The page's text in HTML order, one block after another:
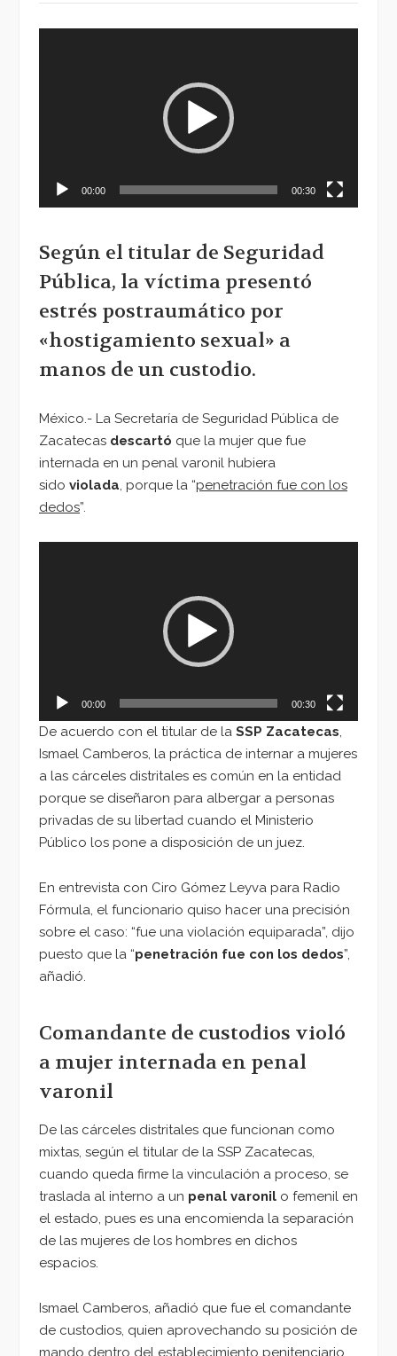
00:00 00:30
Según el titular de Seguridad
Pública, la víctima presentó
estrés postraumático por
«hostigamiento sexual» a
manos de un custodio.
México.- La Secretaría de Seguridad Pública de
Zacatecas descartó que la mujer que fue
internada en un penal varonil hubiera
sido violada, porque la “penetración fue con los
dedos”.
00:00 00:30
De acuerdo con el titular de la SSP Zacatecas,
Ismael Camberos, la práctica de internar a mujeres
a las cárceles distritales es común en la entidad
porque se diseñaron para albergar a personas
privadas de su libertad cuando el Ministerio
Público los pone a disposición de un juez.
En entrevista con Ciro Gómez Leyva para Radio
Fórmula, el funcionario quiso hacer una precisión
sobre el caso: “fue una violación equiparada”, dijo
puesto que la “penetración fue con los dedos”,
añadió.
Comandante de custodios violó
a mujer internada en penal
varonil
De las cárceles distritales que funcionan como
mixtas, según el titular de la SSP Zacatecas,
cuando queda firme la vinculación a proceso, se
traslada al interno a un penal varonil o femenil en
el estado, pues es una encomienda la separación
de las mujeres de los hombres en dichos
espacios.
Ismael Camberos, añadió que fue el comandante
de custodios, quien aprovechando su posición de
mando dentro del establecimiento penitenciario